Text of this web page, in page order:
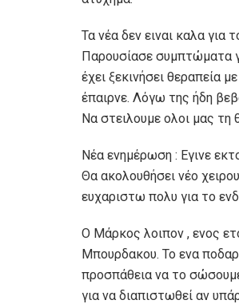
Τα νέα δεν ειναι καλα για
Παρουσίασε συμπτώματα
έχει ξεκινήσει θεραπεία
έπαιρνε. Λόγω της ήδη
Να στειλουμε ολοι μας τη
Νέα ενημέρωση : Εγινε
Θα ακολουθήσει νέο
ευχαριστω πολυ για το
Ο Μάρκος λοιπον , ενος
Μπουρδακου. Το ενα
προσπάθεια να το
για να διαπιστωθεί αν